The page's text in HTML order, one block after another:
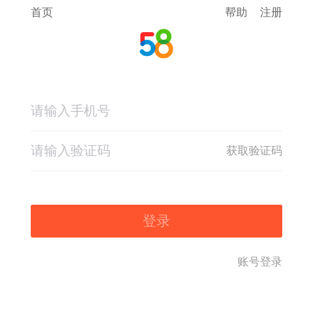
首页 帮助 注册
获取验证码
登录
账号登录